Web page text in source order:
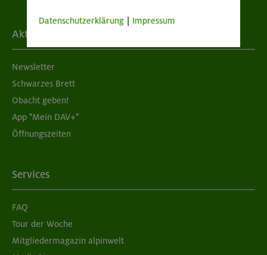
Aktuelles
Newsletter
Schwarzes Brett
Obacht geben!
App "Mein DAV+"
Öffnungszeiten
Services
FAQ
Tour der Woche
Mitgliedermagazin alpinwelt
Datenschutzerklärung Impressum